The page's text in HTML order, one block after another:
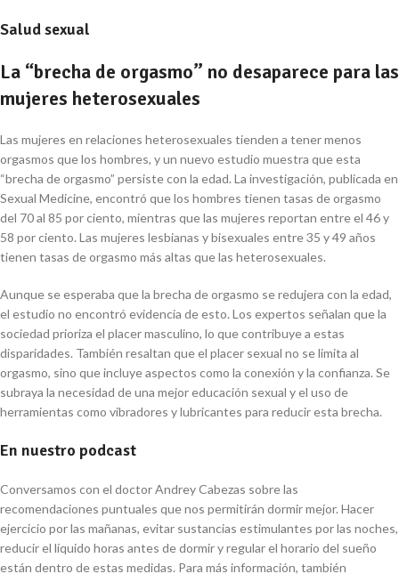
Salud sexual
La “brecha de orgasmo” no desaparece para las
mujeres heterosexuales
Las mujeres en relaciones heterosexuales tienden a tener menos
orgasmos que los hombres, y un nuevo estudio muestra que esta
“brecha de orgasmo” persiste con la edad. La investigación, publicada en
Sexual Medicine, encontró que los hombres tienen tasas de orgasmo
del 70 al 85 por ciento, mientras que las mujeres reportan entre el 46 y
58 por ciento. Las mujeres lesbianas y bisexuales entre 35 y 49 años
tienen tasas de orgasmo más altas que las heterosexuales.
Aunque se esperaba que la brecha de orgasmo se redujera con la edad,
el estudio no encontró evidencia de esto. Los expertos señalan que la
sociedad prioriza el placer masculino, lo que contribuye a estas
disparidades. También resaltan que el placer sexual no se limita al
orgasmo, sino que incluye aspectos como la conexión y la confianza. Se
subraya la necesidad de una mejor educación sexual y el uso de
herramientas como vibradores y lubricantes para reducir esta brecha.
En nuestro podcast
Conversamos con el doctor Andrey Cabezas sobre las
recomendaciones puntuales que nos permitirán dormir mejor. Hacer
ejercicio por las mañanas, evitar sustancias estimulantes por las noches,
reducir el líquido horas antes de dormir y regular el horario del sueño
están dentro de estas medidas. Para más información, también